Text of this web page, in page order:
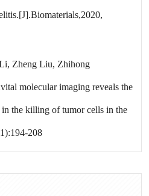
Zheng Liu, Zhihong
molecular imaging reveals the
the killing of tumor cells in the
208